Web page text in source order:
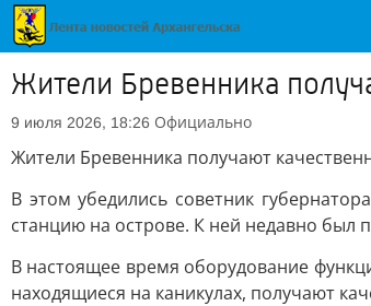
Жители Бревенника
9 июля 2026, 18:26 Официально
Жители Бревенника получают
В этом убедились советник
станцию на острове. К ней недавно
В настоящее время оборудование
находящиеся на каникулах, получают